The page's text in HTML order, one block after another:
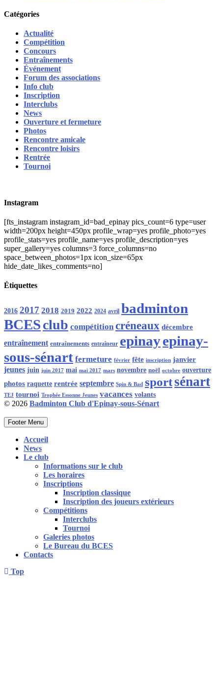
Catégories
Actualité
Compétition
Concours
Entraînements
Événement
Forum des associations
Info club
Inscription
Interclubs
News
Ouverture et fermeture
Photos
Rencontre amicale
Rencontre loisirs
Rentrée
Tournoi
Instagram
[fts_instagram instagram_id=bad_epinay pics_count=6 type=user
width=200px height=450px profile_wrap=yes profile_photo=yes
profile_stats=yes profile_name=yes profile_description=yes
super_gallery=yes columns=3 force_columns=no
space_between_photos=1px icon_size=65px
hide_date_likes_comments=no]
Étiquettes
2016 2017 2018 2019 2022 2024 avril badminton
BCESclub compétition créneaux décembre
entraînement entraînements entraîneur epinayepinay-
sous-sénart fermeture février fête inscription janvier
jeunes juin juin 2017 mai mai 2017 mars novembre noël octobre ouverture
photos raquette rentrée septembre Spin & Bad sportsénart
TEJ tournoi Trophée Essonne Jeunes vacances volants
© 2026 Badminton Club d'Epinay-sous-Sénart
Footer Menu
Accueil
News
Le club
Informations sur le club
Les horaires
Inscriptions
Inscription classique
Inscription des joueurs extérieurs
Compétitions
Interclubs
Tournoi
Galeries photos
Le Bureau du BCES
Contacts
Top